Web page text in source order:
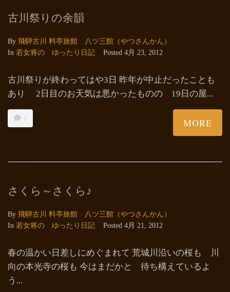
古川祭りの余韻
By 飛騨古川 料亭旅館 八ツ三館（やつさんかん）
In 若女将の ゆったり日記 Posted 4月 23, 2012
古川祭りが終わってはや3日 昨年が中止だったことも
あり 2日目のお天気は悪かったものの 19日の屋...
0 MORE
さくら～さくら♪
By 飛騨古川 料亭旅館 八ツ三館（やつさんかん）
In 若女将の ゆったり日記 Posted 4月 21, 2012
春の温かい日差しにめぐまれて 荒城川沿いの桜も 川
向の本光寺の桜も 今はまだかと 待ち構えているよ
う...